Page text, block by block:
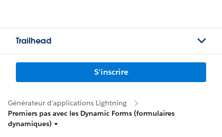
Trailhead
S'inscrire
Générateur d'applications Lightning
Premiers pas avec les Dynamic Forms (formulaires
dynamiques)